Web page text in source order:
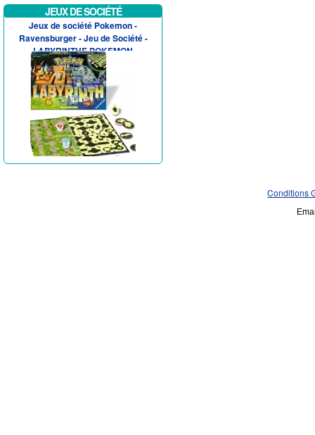
JEUX DE SOCIÉTÉ
Jeux de société Pokemon -
Ravensburger - Jeu de Société -
LABYRINTHE POKEMON
Phosphorescant
Conditions